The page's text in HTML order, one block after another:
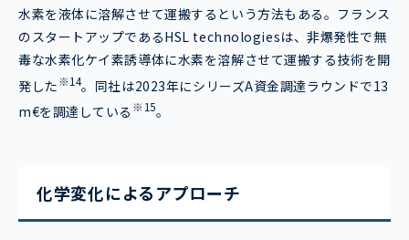
水素を液体に溶解させて運搬するという方法もある。フランス
のスタートアップであるHSL technologiesは、非爆発性で無
毒な水素化ケイ素誘導体に水素を溶解させて運搬する技術を開
発した※14。同社は2023年にシリーズA資金調達ラウンドで13
m€を調達している ※15。
化学変化によるアプローチ